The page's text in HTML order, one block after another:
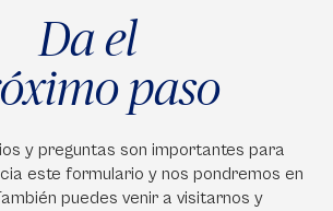
Da el
paso
y preguntas son importantes para
este formulario y nos pondremos en
puedes venir a visitarnos y